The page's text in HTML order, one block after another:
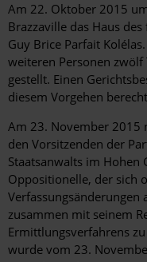
Am 22. Oktober 2015
Brazzaville das Haus
Guy Brice Parfait
weiteren Personen zwölf
gestellt. Einen
diesem Vorgehen
Am 23. November 2015
den Vorsitzenden der
Staatsanwalts im Hohen
Oppositionelle, der sich
Verfassungsänderungen
zusammen mit seinem
Ermittlungsverfahrens
wurde vom 23.